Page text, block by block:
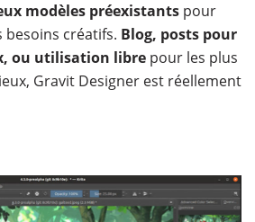
modèles préexistants pour
créatifs. Blog, posts pour
ou utilisation libre pour les plus
Gravit Designer est réellement